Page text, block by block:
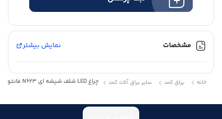
مشخصات نمایش بیشتر
خانه یراق کمد سایر یراق آلات کمد چراغ LED شلف شیشه ای N623 فانتونی – Fantoni